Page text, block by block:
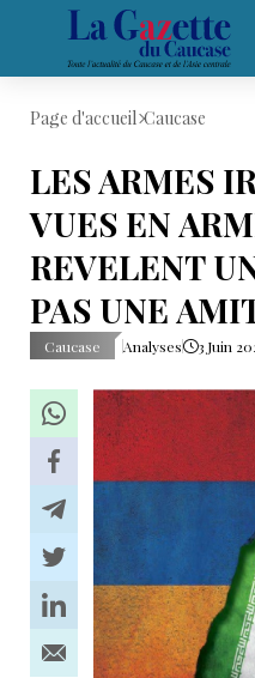
Page d'accueil Caucase
LES ARMES
VUES EN
REVELENT
PAS UNE
Caucase Analyses 3 Juin